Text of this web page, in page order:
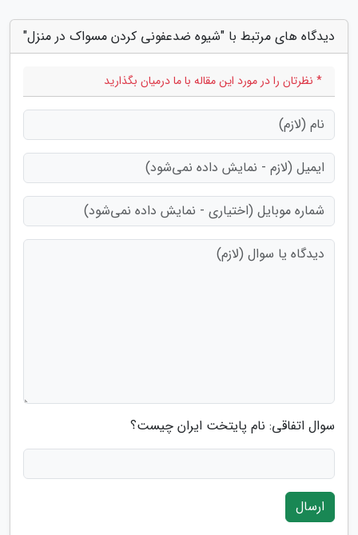
دیدگاه های مرتبط با "شیوه ضدعفونی کردن مسواک در منزل"
* نظرتان را در مورد این مقاله با ما درمیان بگذارید
سوال اتفاقی: نام پایتخت ایران چیست؟
ارسال